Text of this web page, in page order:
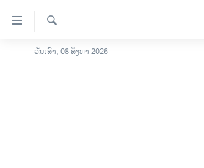
ລິ້ງ
ສຳຫລັບ
ໂຮມເພຈ
ຄົ້ນຫາ
ວັນເສົາ, 08 ສິງຫາ 2026